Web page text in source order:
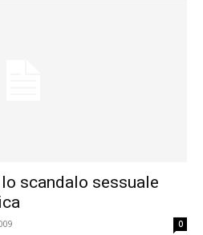
scandalo sessuale
0